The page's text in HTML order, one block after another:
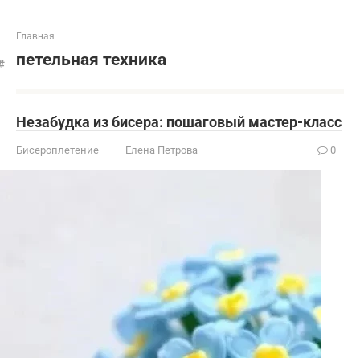
Главная
петельная техника
Незабудка из бисера: пошаговый мастер-класс
Бисероплетение Елена Петрова 0